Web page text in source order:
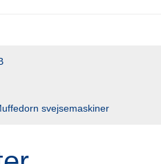
svejsemaskiner